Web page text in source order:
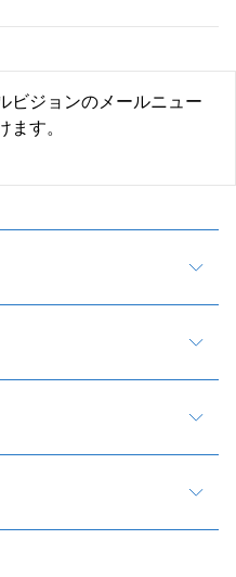
ビジョンのメールニュー
ます。